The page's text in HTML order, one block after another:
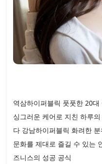
역삼하이퍼블릭 풋풋한 20
싱그러운 케어로 지친 하루
다 강남하이퍼블릭 화려한
문화를 제대로 즐길 수 있는
즈니스의 성공 공식